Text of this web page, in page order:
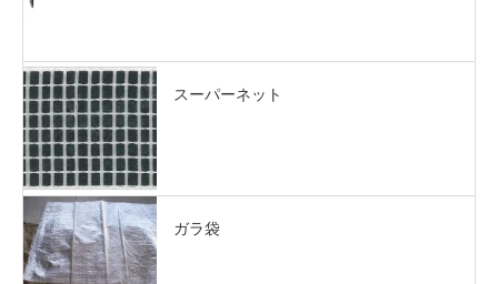
スーパーネット
ガラ袋